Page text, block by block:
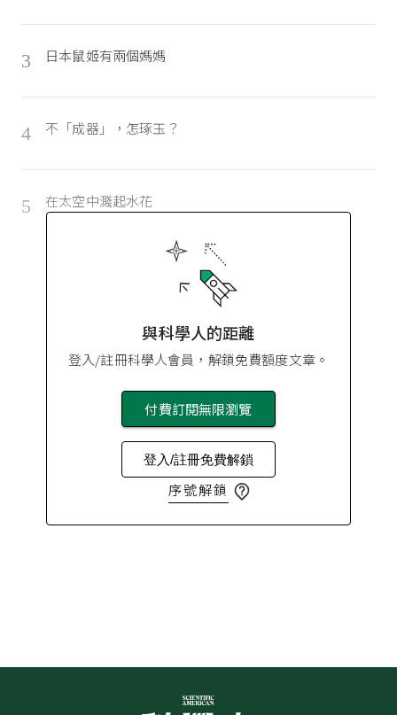
3 日本鼠姬有兩個媽媽
4 不「成器」，怎琢玉？
5 在太空中濺起水花
與科學人的距離
登入/註冊科學人會員，解鎖免費額度文章。
付費訂閱無限瀏覽
登入/註冊免費解鎖
序號解鎖